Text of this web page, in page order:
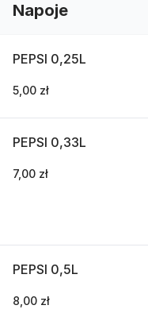
Napoje
PEPSI 0,25L
5,00 zł
PEPSI 0,33L
7,00 zł
PEPSI 0,5L
8,00 zł